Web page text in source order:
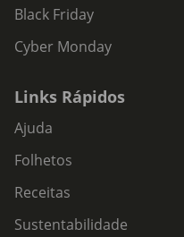
Black Friday
Cyber Monday
Links Rápidos
Ajuda
Folhetos
Receitas
Sustentabilidade